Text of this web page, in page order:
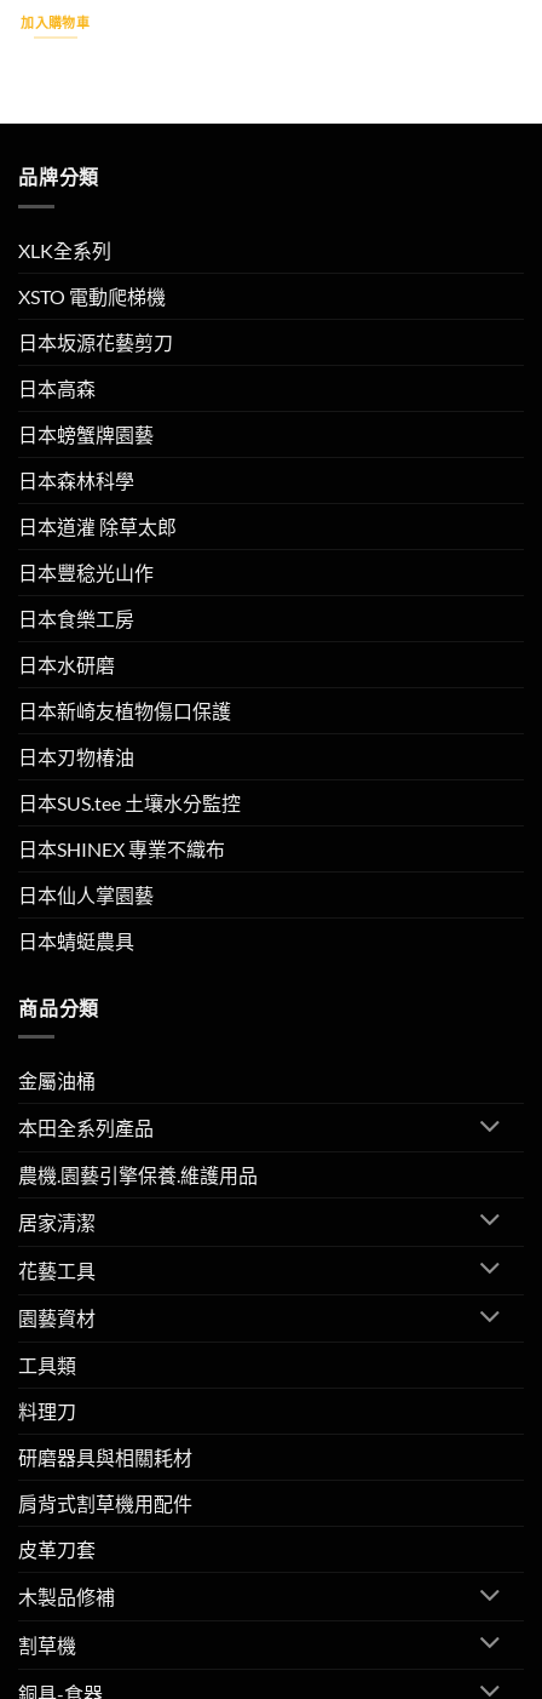
加入購物車
品牌分類
XLK全系列
XSTO 電動爬梯機
日本坂源花藝剪刀
日本高森
日本螃蟹牌園藝
日本森林科學
日本道灌 除草太郎
日本豐稔光山作
日本食樂工房
日本水研磨
日本新崎友植物傷口保護
日本刃物椿油
日本SUS.tee 土壤水分監控
日本SHINEX 專業不織布
日本仙人掌園藝
日本蜻蜓農具
商品分類
金屬油桶
本田全系列產品
農機.園藝引擎保養.維護用品
居家清潔
花藝工具
園藝資材
工具類
料理刀
研磨器具與相關耗材
肩背式割草機用配件
皮革刀套
木製品修補
割草機
銅具-食器